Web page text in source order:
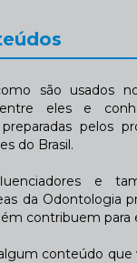
são usados
eles e
pelos
do Brasil.
e
da Odontologia
contribuem para
conteúdo que